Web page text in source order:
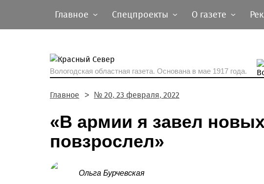
Главное Спецпроекты О газете
Вологодская областная газета. Основана в мае 1917 года.
Главное № 20, 23 февраля, 2022
«В армии я завел
повзрослел»
Ольга Бурчевская